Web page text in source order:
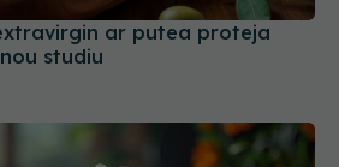
ar putea proteja
studiu